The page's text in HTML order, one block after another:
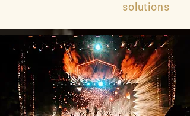
solutions